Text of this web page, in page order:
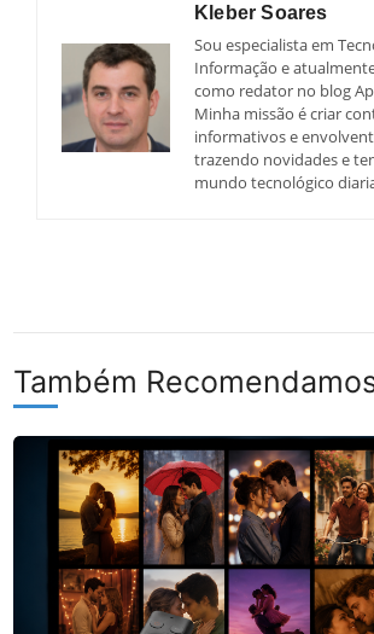
Kleber Soares
Sou especialista em
Informação e
como redator no blog
Minha missão é criar
informativos e
trazendo novidades e
mundo tecnológico
Também